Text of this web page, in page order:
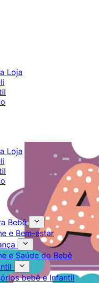
Loja
Loja
Bebê
e Bem-estar
e Saúde do Bebê
bebê e Infantil